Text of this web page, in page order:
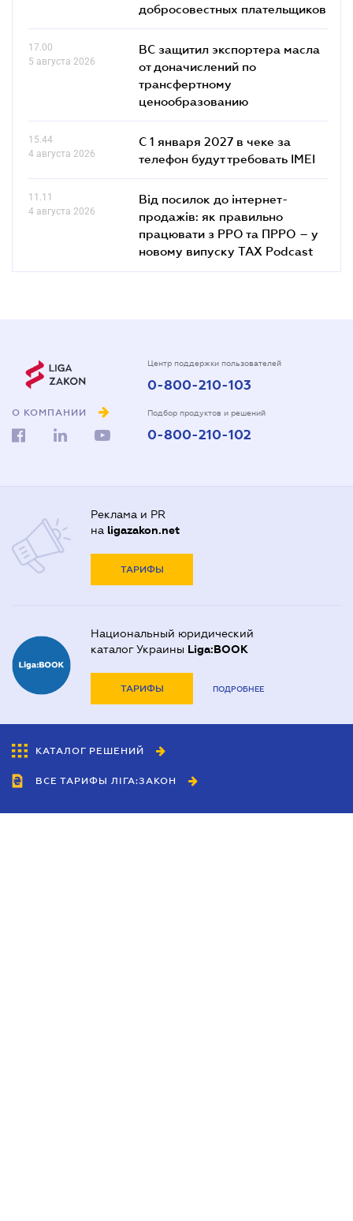
добросовестных плательщиков
17.00
5 августа 2026
ВС защитил экспортера масла
от доначислений по
трансфертному
ценообразованию
15.44
4 августа 2026
С 1 января 2027 в чеке за
телефон будут требовать IMEI
11.11
4 августа 2026
Від посилок до інтернет-
продажів: як правильно
працювати з РРО та ПРРО – у
новому випуску TAX Podcast
О КОМПАНИИ
Центр поддержки пользователей
0-800-210-103
Подбор продуктов и решений
0-800-210-102
Реклама и PR
на ligazakon.net
ТАРИФЫ
Национальный юридический
каталог Украины Liga:BOOK
ТАРИФЫ ПОДРОБНЕЕ
КАТАЛОГ РЕШЕНИЙ
ВСЕ ТАРИФЫ ЛІГА:ЗАКОН